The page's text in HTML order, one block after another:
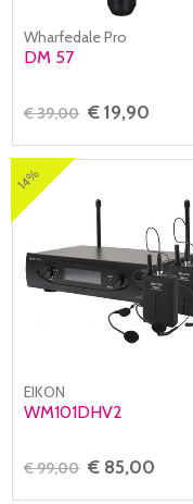
Wharfedale Pro
DM 57
€ 39,00 € 19,90
14%
EIKON
WM101DHV2
€ 99,00 € 85,00